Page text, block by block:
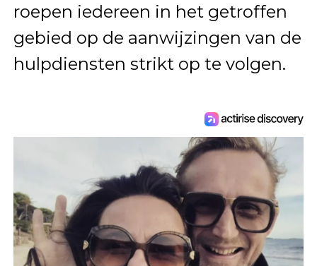
roepen iedereen in het getroffen
gebied op de aanwijzingen van de
hulpdiensten strikt op te volgen.